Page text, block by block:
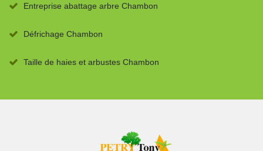
Entreprise abattage arbre Chambon
Défrichage Chambon
Taille de haies et arbustes Chambon